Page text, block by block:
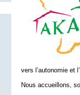
vers l’autonomie et
Nous accueillons,